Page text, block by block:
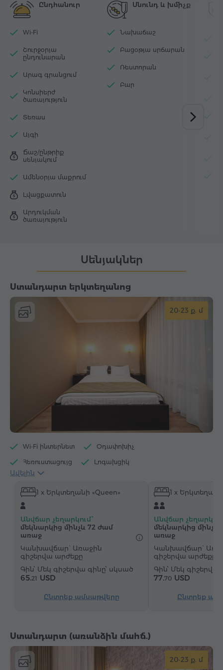
Ընդհանուր
Wi-Fi
Շուրջօրյա
ընդունարան
Արագ գրանցում
Կոնսիերժ
ծառայություն
Տեռաս
Այգի
Ճաշ/ընթրիք
սենյակում
Ամենօրյա մաքրում
Լվացքատուն
Արդուկման
ծառայություն
Սնունդ և խմիչք
Նախաճաշ
Բացօթյա սրճարան
Ռեստորան
Բար
Ստանդարտ երկտեղանոց
20-23 ք. մ
Wi-Fi ինտերնետ Օդափոխիչ
Հեռուստացույց Լոգախցիկ
Էլեկտրական թեյնիկ
Սրբիչներ Հողաթափեր Վարսահարդարիչ
Ջեռուցում Գրասեղան
Սեղան Աթոռ Հեռախոս
Կաբելային հեռուստաալիքներ Մանրահատակ
Սառնարան Թեյ/Սուրճ
Ավելին
1 x Երկտեղանի «Queen»
Անվճար չեղարկում՝
մեկնարկից մինչև 72 ժամ
առաջ
Կանխավճար` Առաջին
գիշերվա արժեքը
Մեկ գիշերվա գինը՝ սկսած
65.21 USD
Ընտրեք ամսաթվերը
1 x Երկտեղանի
Անվճար
մեկնարկից մինչև
առաջ
Կանխավճար`
գիշերվա արժեքը
Մեկ գիշերվա
77.70 USD
Ընտրեք
Ստանդարտ (առանձին մահճ.)
20-23 ք. մ
Սենյակներ